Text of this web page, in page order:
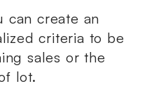
can create an
criteria to be
sales or the
lot.